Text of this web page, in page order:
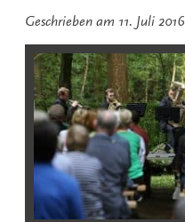
Geschrieben am 11. Juli 2016